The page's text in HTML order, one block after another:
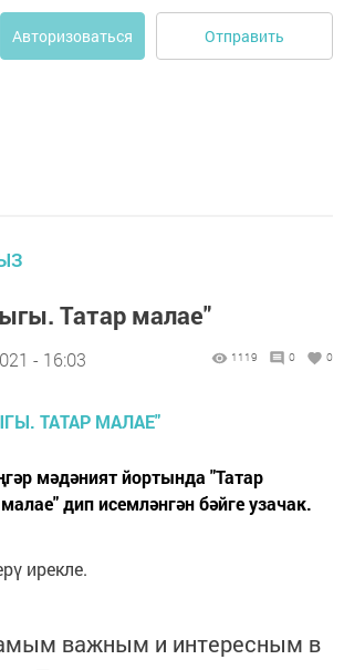
Авторизоваться Отправить
Татар малае"
- 16:03 1119 0 0
мәдәният йортында "Татар
дип исемләнгән бәйге узачак.
ирекле.
важным и интересным в